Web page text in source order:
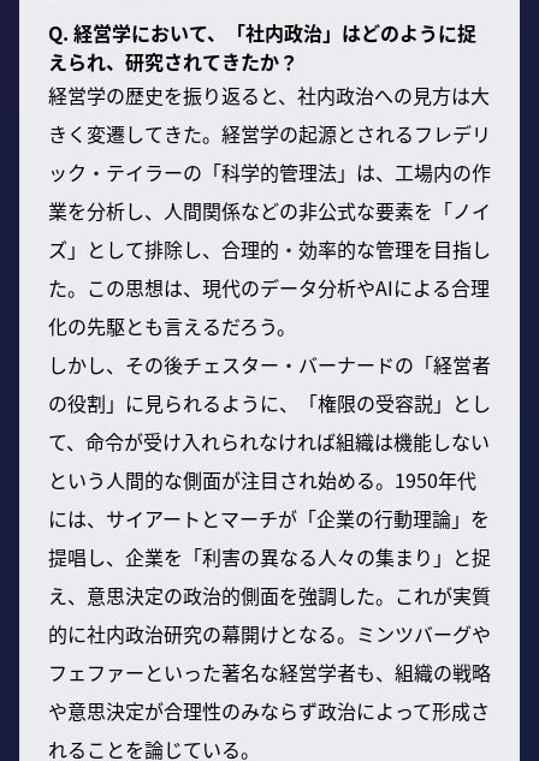
Q. 経営学において、「社内政治」はどのように捉
えられ、研究されてきたか？
経営学の歴史を振り返ると、社内政治への見方は大
きく変遷してきた。経営学の起源とされるフレデリ
ック・テイラーの「科学的管理法」は、工場内の作
業を分析し、人間関係などの非公式な要素を「ノイ
ズ」として排除し、合理的・効率的な管理を目指し
た。この思想は、現代のデータ分析やAIによる合理
化の先駆とも言えるだろう。
しかし、その後チェスター・バーナードの「経営者
の役割」に見られるように、「権限の受容説」とし
て、命令が受け入れられなければ組織は機能しない
という人間的な側面が注目され始める。1950年代
には、サイアートとマーチが「企業の行動理論」を
提唱し、企業を「利害の異なる人々の集まり」と捉
え、意思決定の政治的側面を強調した。これが実質
的に社内政治研究の幕開けとなる。ミンツバーグや
フェファーといった著名な経営学者も、組織の戦略
や意思決定が合理性のみならず政治によって形成さ
れることを論じている。